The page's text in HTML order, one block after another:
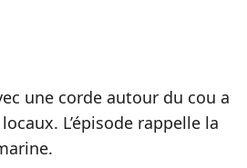
une corde autour du cou a
L’épisode rappelle la